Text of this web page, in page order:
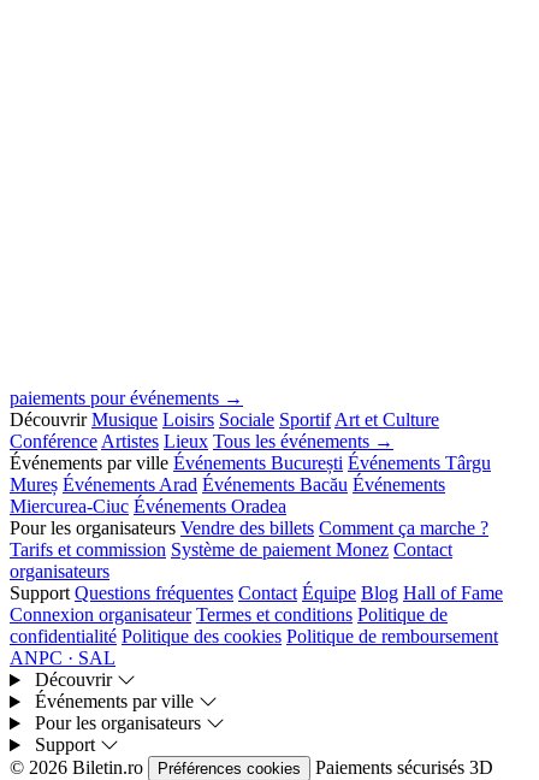
paiements pour événements →
Découvrir Musique Loisirs Sociale Sportif Art et Culture
Conférence Artistes Lieux Tous les événements →
Événements par ville Événements București Événements Târgu
Mureș Événements Arad Événements Bacău Événements
Miercurea-Ciuc Événements Oradea
Pour les organisateurs Vendre des billets Comment ça marche ?
Tarifs et commission Système de paiement Monez Contact
organisateurs
Support Questions fréquentes Contact Équipe Blog Hall of Fame
Connexion organisateur Termes et conditions Politique de
confidentialité Politique des cookies Politique de remboursement
ANPC · SAL
Découvrir
Événements par ville
Pour les organisateurs
Support
© 2026 Biletin.ro
Préférences cookies Paiements sécurisés 3D